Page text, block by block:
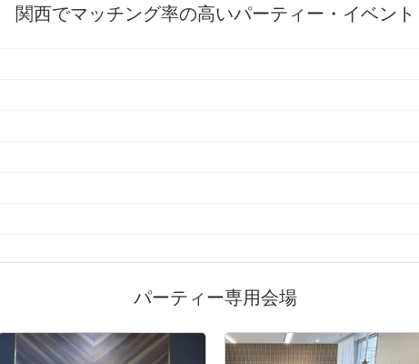
関西でマッチング率の高いパーティー・イベント
パーティー専用会場